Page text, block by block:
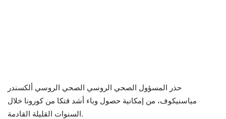
حذر المسؤول الصحي الروسي الصحي الروسي ألكسندر
مياسنيكوف، من إمكانية حصول وباء أشد قتكا من كورونا خلال
السنوات القليلة القادمة.